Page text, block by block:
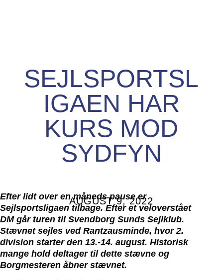
SEJLSPORTSL
IGAEN HAR
KURS MOD
SYDFYN
AUGUST 9, 2022
Efter lidt over en måneds pause er
Sejlsportsligaen tilbage. Efter et veloverstået
DM går turen til Svendborg Sunds Sejlklub.
Stævnet sejles ved Rantzausminde, hvor 2.
division starter den 13.-14. august. Historisk
mange hold deltager til dette stævne og
Borgmesteren åbner stævnet.